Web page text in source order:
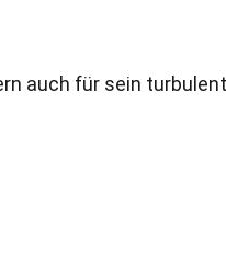
auch für sein